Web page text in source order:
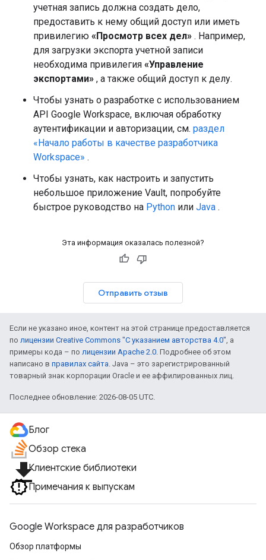
учетная запись должна создать дело,
предоставить к нему общий доступ или иметь
привилегию «Просмотр всех дел» . Например,
для загрузки экспорта учетной записи
необходима привилегия «Управление
экспортами» , а также общий доступ к делу.
Чтобы узнать о разработке с использованием
API Google Workspace, включая обработку
аутентификации и авторизации, см. раздел
«Начало работы в качестве разработчика
Workspace» .
Чтобы узнать, как настроить и запустить
небольшое приложение Vault, попробуйте
быстрое руководство на Python или Java .
Эта информация оказалась полезной?
Отправить отзыв
Если не указано иное, контент на этой странице предоставляется
по лицензии Creative Commons "С указанием авторства 4.0", а
примеры кода – по лицензии Apache 2.0. Подробнее об этом
написано в правилах сайта. Java – это зарегистрированный
товарный знак корпорации Oracle и ее аффилированных лиц.
Последнее обновление: 2026-08-05 UTC.
Блог
Обзор стека
file_downloadКлиентские библиотеки
Примечания к выпускам
Google Workspace для разработчиков
Обзор платформы